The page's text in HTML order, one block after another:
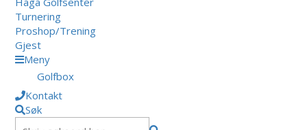
Turnering
Proshop/Trening
Gjest
Meny
Golfbox
Kontakt
Søk